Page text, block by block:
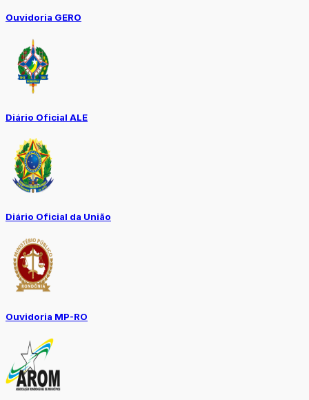
Ouvidoria GERO
Diário Oficial ALE
Diário Oficial da União
Ouvidoria MP-RO